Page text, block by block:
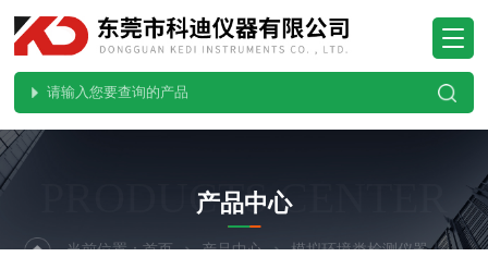
PRODUCTS CENTER
产品中心
当前位置：首页 产品中心 模拟环境类检测仪器 紫